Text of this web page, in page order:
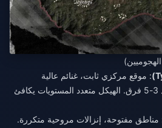
: موقع مركزي ثابت، غنائم عالية
المستوى مضمونة. توقع وجود 3-5 فرق. الهيكل متعدد المستويات يكافئ
مناطق مفتوحة، إنزالات مروحية متكررة.